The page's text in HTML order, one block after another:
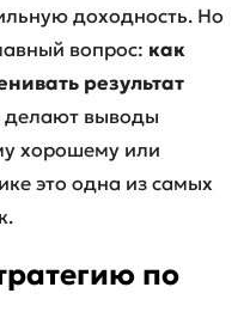
доходность. Но
вопрос: как
результат
делают выводы
хорошему или
это одна из самых
по